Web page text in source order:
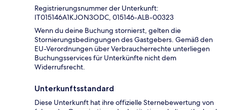
Registrierungsnummer der Unterkunft:
IT015146A1KJON3ODC, 015146-ALB-00323
Wenn du deine Buchung stornierst, gelten die
Stornierungsbedingungen des Gastgebers. Gemäß den
EU-Verordnungen über Verbraucherrechte unterliegen
Buchungsservices für Unterkünfte nicht dem
Widerrufsrecht.
Unterkunftsstandard
Diese Unterkunft hat ihre offizielle Sternebewertung von